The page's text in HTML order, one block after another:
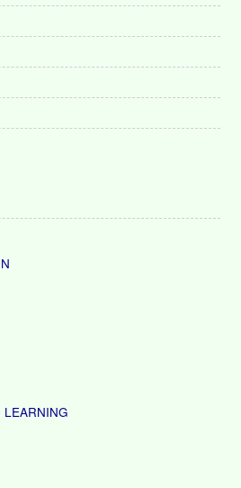
LEARNING